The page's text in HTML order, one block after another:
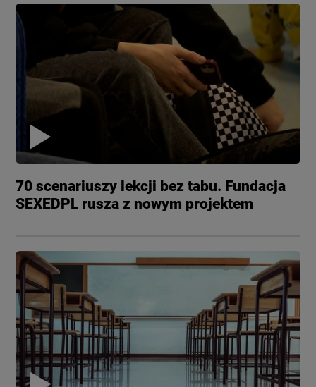
70 scenariuszy lekcji bez tabu. Fundacja
SEXEDPL rusza z nowym projektem